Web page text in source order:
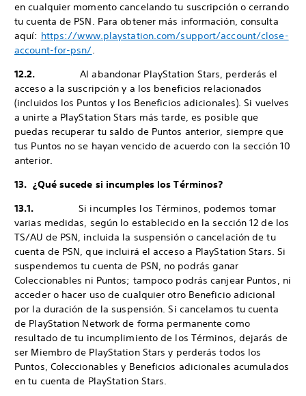
en cualquier momento cancelando tu suscripción o cerrando
tu cuenta de PSN. Para obtener más información, consulta
aquí: https://www.playstation.com/support/account/close-
account-for-psn/.
12.2.Al abandonar PlayStation Stars, perderás el
acceso a la suscripción y a los beneficios relacionados
(incluidos los Puntos y los Beneficios adicionales). Si vuelves
a unirte a PlayStation Stars más tarde, es posible que
puedas recuperar tu saldo de Puntos anterior, siempre que
tus Puntos no se hayan vencido de acuerdo con la sección 10
anterior.
13. ¿Qué sucede si incumples los Términos?
13.1.Si incumples los Términos, podemos tomar
varias medidas, según lo establecido en la sección 12 de los
TS/AU de PSN, incluida la suspensión o cancelación de tu
cuenta de PSN, que incluirá el acceso a PlayStation Stars. Si
suspendemos tu cuenta de PSN, no podrás ganar
Coleccionables ni Puntos; tampoco podrás canjear Puntos, ni
acceder o hacer uso de cualquier otro Beneficio adicional
por la duración de la suspensión. Si cancelamos tu cuenta
de PlayStation Network de forma permanente como
resultado de tu incumplimiento de los Términos, dejarás de
ser Miembro de PlayStation Stars y perderás todos los
Puntos, Coleccionables y Beneficios adicionales acumulados
en tu cuenta de PlayStation Stars.